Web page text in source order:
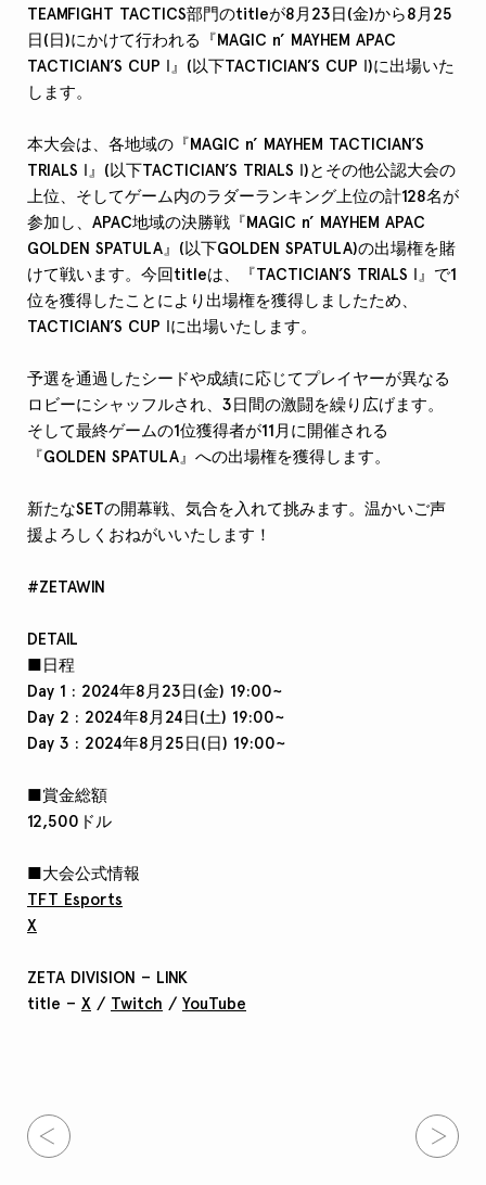
TEAMFIGHT TACTICS部門のtitleが8月23日(金)から8月25
日(日)にかけて行われる『MAGIC n’ MAYHEM APAC
TACTICIAN’S CUP Ⅰ』(以下TACTICIAN’S CUP Ⅰ)に出場いた
します。
本大会は、各地域の『MAGIC n’ MAYHEM TACTICIAN’S
TRIALS Ⅰ』(以下TACTICIAN’S TRIALS Ⅰ)とその他公認大会の
上位、そしてゲーム内のラダーランキング上位の計128名が
参加し、APAC地域の決勝戦『MAGIC n’ MAYHEM APAC
GOLDEN SPATULA』(以下GOLDEN SPATULA)の出場権を賭
けて戦います。今回titleは、『TACTICIAN’S TRIALS Ⅰ』で1
位を獲得したことにより出場権を獲得しましたため、
TACTICIAN’S CUP Ⅰに出場いたします。
予選を通過したシードや成績に応じてプレイヤーが異なる
ロビーにシャッフルされ、3日間の激闘を繰り広げます。
そして最終ゲームの1位獲得者が11月に開催される
『GOLDEN SPATULA』 への出場権を獲得します。
新たなSETの開幕戦、気合を入れて挑みます。温かいご声
援よろしくおねがいいたします！
#ZETAWIN
DETAIL
■日程
Day 1 : 2024年8月23日(金) 19:00~
Day 2 : 2024年8月24日(土) 19:00~
Day 3 : 2024年8月25日(日) 19:00~
■賞金総額
12,500ドル
■大会公式情報
TFT Esports
X
ZETA DIVISION – LINK
title – X / Twitch / YouTube